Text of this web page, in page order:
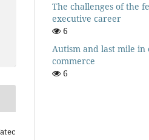
The challenges of the
executive career
6
Autism and last mile in
commerce
6